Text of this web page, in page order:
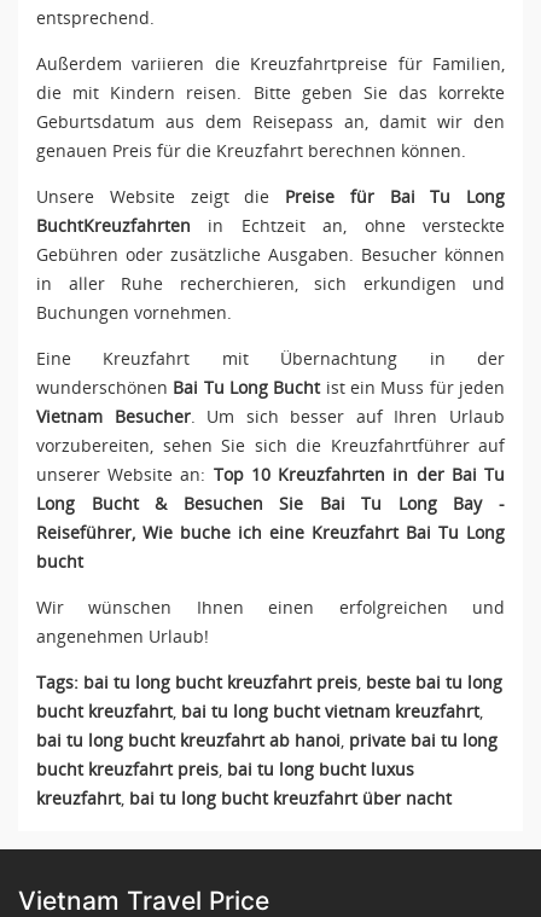
entsprechend.
Außerdem variieren die Kreuzfahrtpreise für Familien,
die mit Kindern reisen. Bitte geben Sie das korrekte
Geburtsdatum aus dem Reisepass an, damit wir den
genauen Preis für die Kreuzfahrt berechnen können.
Unsere Website zeigt die Preise für Bai Tu Long
BuchtKreuzfahrten in Echtzeit an, ohne versteckte
Gebühren oder zusätzliche Ausgaben. Besucher können
in aller Ruhe recherchieren, sich erkundigen und
Buchungen vornehmen.
Eine Kreuzfahrt mit Übernachtung in der
wunderschönen Bai Tu Long Buchtist ein Muss für jeden
Vietnam Besucher. Um sich besser auf Ihren Urlaub
vorzubereiten, sehen Sie sich die Kreuzfahrtführer auf
unserer Website an: Top 10 Kreuzfahrten in der Bai Tu
Long Bucht& Besuchen Sie Bai Tu Long Bay -
Reiseführer, Wie buche ich eine Kreuzfahrt Bai Tu Long
bucht
Wir wünschen Ihnen einen erfolgreichen und
angenehmen Urlaub!
Tags: bai tu long bucht kreuzfahrt preis, beste bai tu long
bucht kreuzfahrt, bai tu long bucht vietnam kreuzfahrt,
bai tu long bucht kreuzfahrt ab hanoi, private bai tu long
bucht kreuzfahrt preis, bai tu long bucht luxus
kreuzfahrt, bai tu long bucht kreuzfahrt über nacht
Vietnam Travel Price